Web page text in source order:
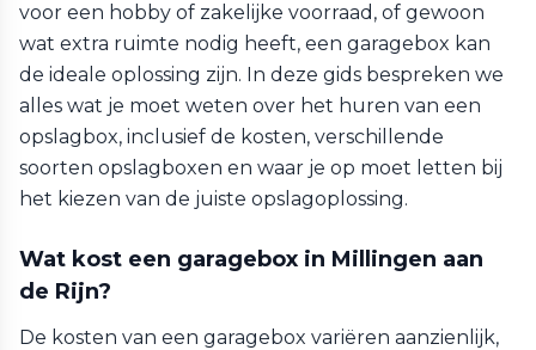
voor een hobby of zakelijke voorraad, of gewoon
wat extra ruimte nodig heeft, een garagebox kan
de ideale oplossing zijn. In deze gids bespreken we
alles wat je moet weten over het huren van een
opslagbox, inclusief de kosten, verschillende
soorten opslagboxen en waar je op moet letten bij
het kiezen van de juiste opslagoplossing.
Wat kost een garagebox in Millingen aan
de Rijn?
De kosten van een garagebox variëren aanzienlijk,